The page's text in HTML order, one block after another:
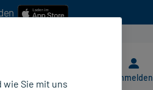
Anmelden
Sie mit uns